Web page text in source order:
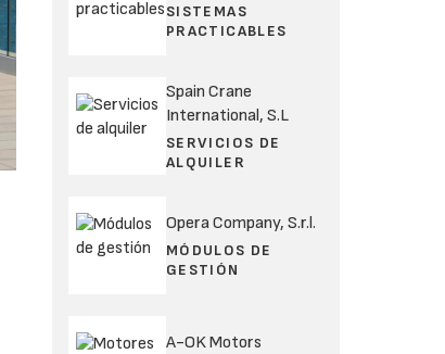
SISTEMAS
PRACTICABLES
Spain Crane
International, S.L
SERVICIOS DE
ALQUILER
Opera Company, S.r.l.
MÓDULOS DE
GESTIÓN
A-OK Motors